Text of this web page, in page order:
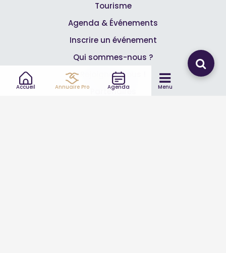
Accueil Annuaire Pro Agenda Menu
Tourisme
Agenda & Événements
Inscrire un événement
Qui sommes-nous ?
Rejoignez-nous !
Partenaires